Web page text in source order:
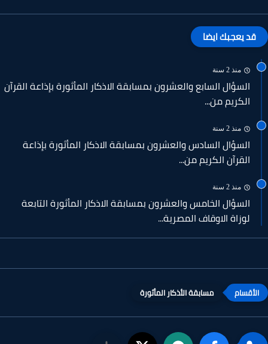
قد يعجبك ايضا
منذ 2 سنة
السؤال السابع والعشرون بمسابقة الاذكار المأثورة بإذاعة القرآن
الكريم من...
منذ 2 سنة
السؤال السادس والعشرون بمسابقة الاذكار المأثورة بإذاعة
القرآن الكريم من...
منذ 2 سنة
السؤال الخامس والعشرون بمسابقة الاذكار المأثورة التابعة
لوزاة الاوقاف المصرية...
مسابقة الأذكار المأثورة